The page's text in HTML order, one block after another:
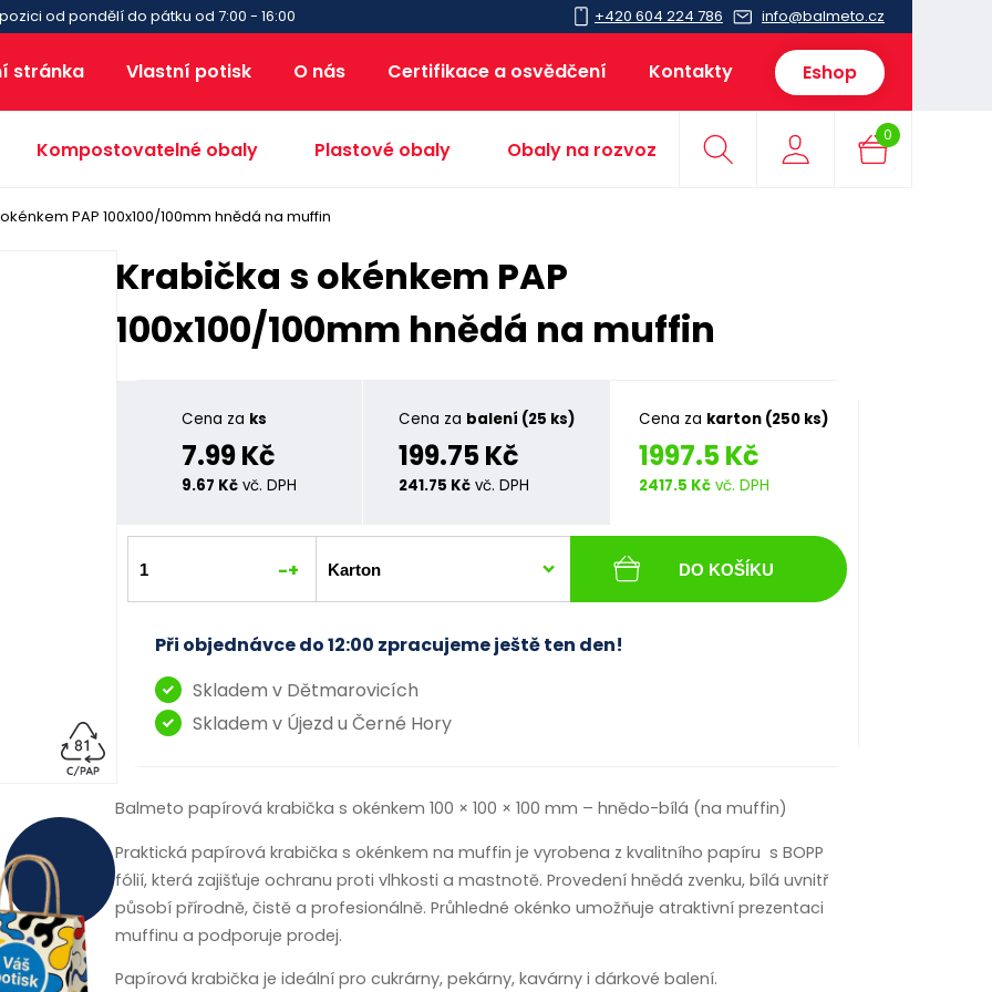
od pondělí do pátku od 7:00 - 16:00 +420 604 224 786 info@balmeto.cz
stránka Vlastní potisk O nás Certifikace a osvědčení Kontakty Eshop
Kompostovatelné obaly Plastové obaly Obaly na rozvoz
0
PAP 100x100/100mm hnědá na muffin
Krabička s okénkem PAP
100x100/100mm hnědá na muffin
Cena za ks
7.99 Kč
9.67 Kč vč. DPH
Cena za balení (25 ks)
199.75 Kč
241.75 Kčvč. DPH
Cena za karton (250 ks)
1997.5 Kč
2417.5 Kč vč. DPH
-+ DO KOŠÍKU
Při objednávce do 12:00 zpracujeme ještě ten den!
Skladem v Dětmarovicích
Skladem v Újezd u Černé Hory
Balmeto papírová krabička s okénkem 100 × 100 × 100 mm – hnědo-bílá (na muffin)
Praktická papírová krabička s okénkem na muffin je vyrobena z kvalitního papíru s BOPP
fólií, která zajišťuje ochranu proti vlhkosti a mastnotě. Provedení hnědá zvenku, bílá uvnitř
působí přírodně, čistě a profesionálně. Průhledné okénko umožňuje atraktivní prezentaci
muffinu a podporuje prodej.
Papírová krabička je ideální pro cukrárny, pekárny, kavárny i dárkové balení.